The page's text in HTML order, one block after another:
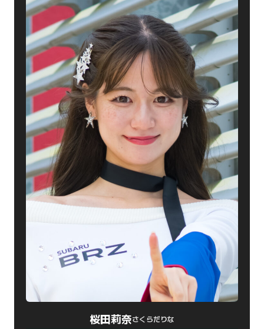
桜田莉奈さくらだりな